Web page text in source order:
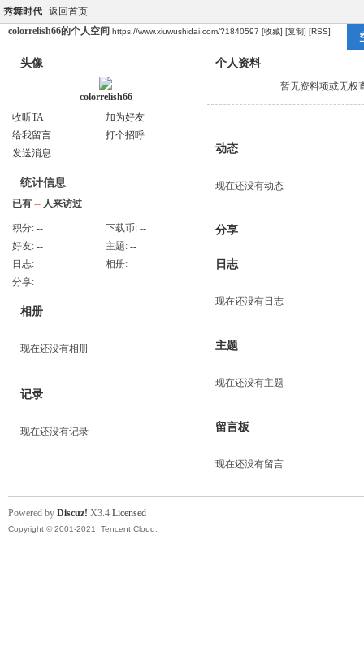
秀舞时代 返回首页
colorrelish66的个人空间 https://www.xiuwushidai.com/?1840597 [收藏] [复制] [RSS]
头像
colorrelish66
收听TA
加为好友
给我留言
打个招呼
发送消息
统计信息
已有 -- 人来访过
积分: -- 下载币: --
好友: -- 主题: --
日志: -- 相册: --
分享: --
相册
现在还没有相册
记录
现在还没有记录
个人资料
暂无资料项或无权
动态
现在还没有动态
分享
日志
现在还没有日志
主题
现在还没有主题
留言板
现在还没有留言
Powered by Discuz! X3.4 Licensed
Copyright © 2001-2021, Tencent Cloud.